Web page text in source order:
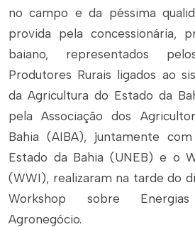
no campo e da péssima
provida pela concessionária,
baiano, representados
Produtores Rurais ligados ao
da Agricultura do Estado da
pela Associação dos
Bahia (AIBA), juntamente
Estado da Bahia (UNEB) e o
(WWI), realizaram na tarde do
Workshop sobre
Agronegócio.